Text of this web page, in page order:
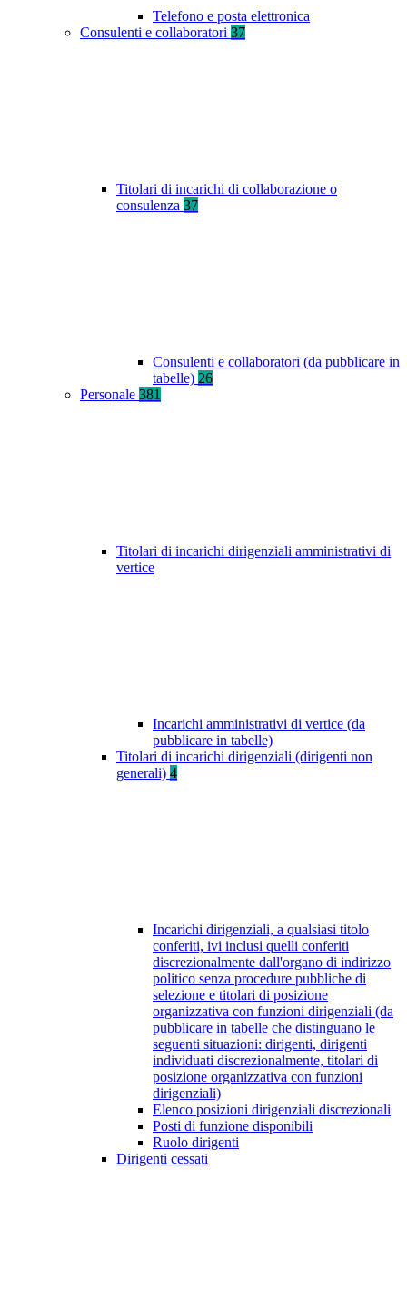
Telefono e posta elettronica
Consulenti e collaboratori 37
Titolari di incarichi di collaborazione o
consulenza 37
Consulenti e collaboratori (da pubblicare in
tabelle) 26
Personale 381
Titolari di incarichi dirigenziali amministrativi di
vertice
Incarichi amministrativi di vertice (da
pubblicare in tabelle)
Titolari di incarichi dirigenziali (dirigenti non
generali) 4
Incarichi dirigenziali, a qualsiasi titolo
conferiti, ivi inclusi quelli conferiti
discrezionalmente dall'organo di indirizzo
politico senza procedure pubbliche di
selezione e titolari di posizione
organizzativa con funzioni dirigenziali (da
pubblicare in tabelle che distinguano le
seguenti situazioni: dirigenti, dirigenti
individuati discrezionalmente, titolari di
posizione organizzativa con funzioni
dirigenziali)
Elenco posizioni dirigenziali discrezionali
Posti di funzione disponibili
Ruolo dirigenti
Dirigenti cessati